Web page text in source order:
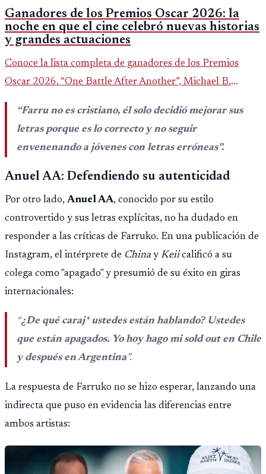
Ganadores de los Premios Oscar 2026: la
noche en que el cine celebró nuevas historias
y grandes actuaciones
Conoce la lista completa de ganadores de los Premios
Oscar 2026. “One Battle After Another”, Michael B.
Jordan y Jessie Buckley fueron los grandes protagonistas
“Farru no es cristiano, él solo decidió mejorar sus
letras porque es lo correcto y no seguir
envenenando a jóvenes con letras erróneas”.
Anuel AA: Defendiendo su autenticidad
Por otro lado,Anuel AA, conocido por su estilo
controvertido y sus letras explícitas, no ha dudado en
responder a las críticas de Farruko. En una publicación de
Instagram, el intérprete de China y Keiicalificó a su
colega como "apagado" y presumió de su éxito en giras
internacionales:
“¿De qué caraj* ustedes están hablando? Ustedes
que están apagados. Yo hoy hago mi sold out en Chile
y después en Argentina”.
La respuesta de Farruko no se hizo esperar, lanzando una
indirecta que puso en evidencia las diferencias entre
ambos artistas: